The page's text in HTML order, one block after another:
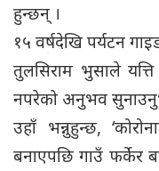
हुन्छन् ।
१५ वर्षदेखि पर्यटन
तुलसिराम भुसाले
नपरेको अनुभव
उहाँ भन्नुहुन्छ,
बनाएपछि गाउँ फर्केर